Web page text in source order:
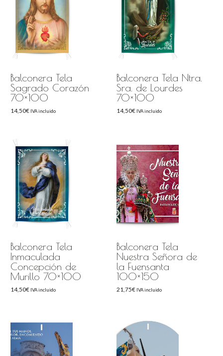
Balconera Tela
Sagrado Corazón
70×100
14,50€ IVA incluido
Balconera Tela Ntra.
Sra. de Lourdes
70×100
14,50€ IVA incluido
Balconera Tela
Inmaculada
Concepción de
Murillo 70×100
14,50€ IVA incluido
Balconera Tela
Nuestra Señora de
la Fuensanta
100×150
21,75€ IVA incluido